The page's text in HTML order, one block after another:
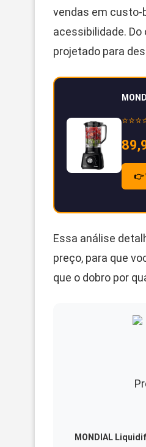
vendas em custo-
acessibilidade. Do
projetado para
👉
Essa análise
preço, para que
que o dobro por
MONDIAL